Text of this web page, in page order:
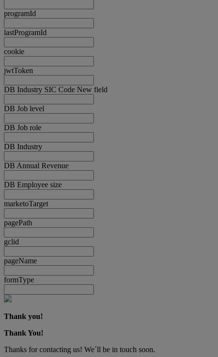
programId
lastProgramId
cookie
jwtToken
DB Industry SIC Code New field
DB Job level
DB Job role
DB Industry
DB Annual Revenue
DB Employee size
marketoTarget
pagePath
gclid
pageName
formType
Thank you!
Thank You!
Thanks for contacting us! We´ll be in touch soon.